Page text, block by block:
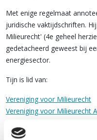
Met enige regelmaat
juridische vaktijdschriften.
Milieurecht' (4e geheel
gedetacheerd geweest bij
energiesector.
Tijn is lid van:
Vereniging voor Milieurecht
Vereniging voor Milieurecht
Vereniging voor Bouwrecht